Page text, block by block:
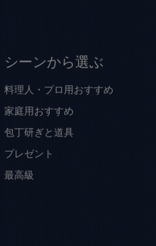
シーンから選ぶ
料理人・プロ用おすすめ
家庭用おすすめ
包丁研ぎと道具
プレゼント
最高級